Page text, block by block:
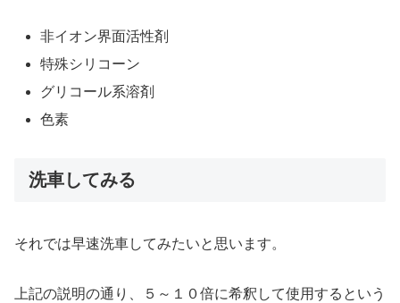
非イオン界面活性剤
特殊シリコーン
グリコール系溶剤
色素
洗車してみる
それでは早速洗車してみたいと思います。
上記の説明の通り、５～１０倍に希釈して使用するという